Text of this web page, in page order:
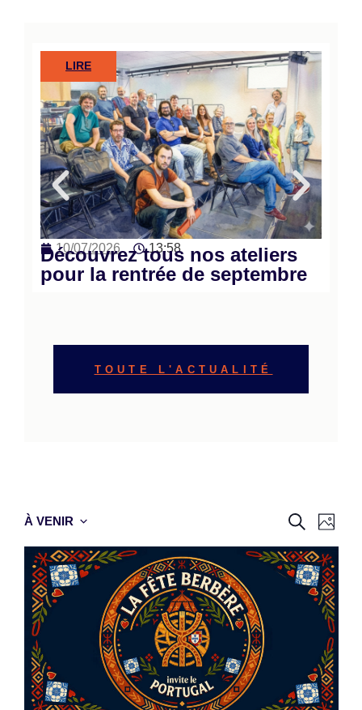
LIRE
10/07/2026 13:58
Découvrez tous nos ateliers
pour la rentrée de septembre
TOUTE L'ACTUALITÉ
et
vues
de
À VENIR
date.